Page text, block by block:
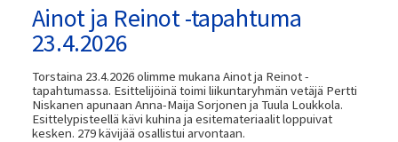
Ainot ja Reinot -tapahtuma
23.4.2026
Torstaina 23.4.2026 olimme mukana Ainot ja Reinot -
tapahtumassa. Esittelijöinä toimi liikuntaryhmän vetäjä Pertti
Niskanen apunaan Anna-Maija Sorjonen ja Tuula Loukkola.
Esittelypisteellä kävi kuhina ja esitemateriaalit loppuivat
kesken. 279 kävijää osallistui arvontaan.